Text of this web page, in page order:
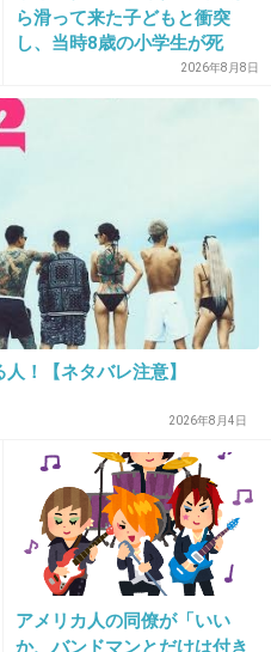
こういう疾走感のある映画
とやらも
の？
”でよろしくやるんだろう
+12
郷奏多が出てるなら
ら滑って来た子どもと衝突
し、当時8歳の小学生が死
亡 イベントの引率責任者の
町職員を「減給」の懲戒処
分 児童の両親は「軽過ぎ
る」「全く納得できない」
2026年8月8日
！【ネタバレ注意】
2026年8月4日
アメリカ人の同僚が「いい
か、バンドマンとだけは付き